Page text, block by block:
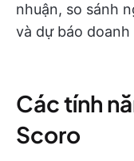
nhuận, so sánh
và dự báo
Các tính
Scoro